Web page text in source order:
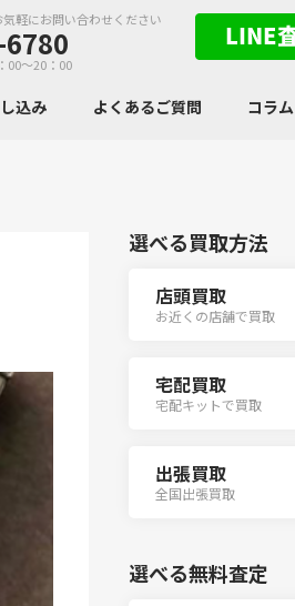
軽にお問い合わせください
00～20：00
込み よくあるご質問 コラム
選べる買取方法
店頭買取
お近くの店舗で買取
宅配買取
宅配キットで買取
出張買取
全国出張買取
選べる無料査定